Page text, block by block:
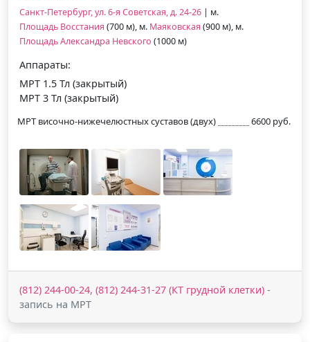
Санкт-Петербург, ул. 6-я Советская, д. 24-26 | м.
Площадь Восстания (700 м), м. Маяковская (900 м), м.
Площадь Александра Невского (1000 м)
Аппараты:
МРТ 1.5 Тл (закрытый)
МРТ 3 Тл (закрытый)
МРТ височно-нижечелюстных суставов (двух) 6600 руб.
(812) 244-00-24, (812) 244-31-27 (КТ грудной клетки) -
запись на МРТ